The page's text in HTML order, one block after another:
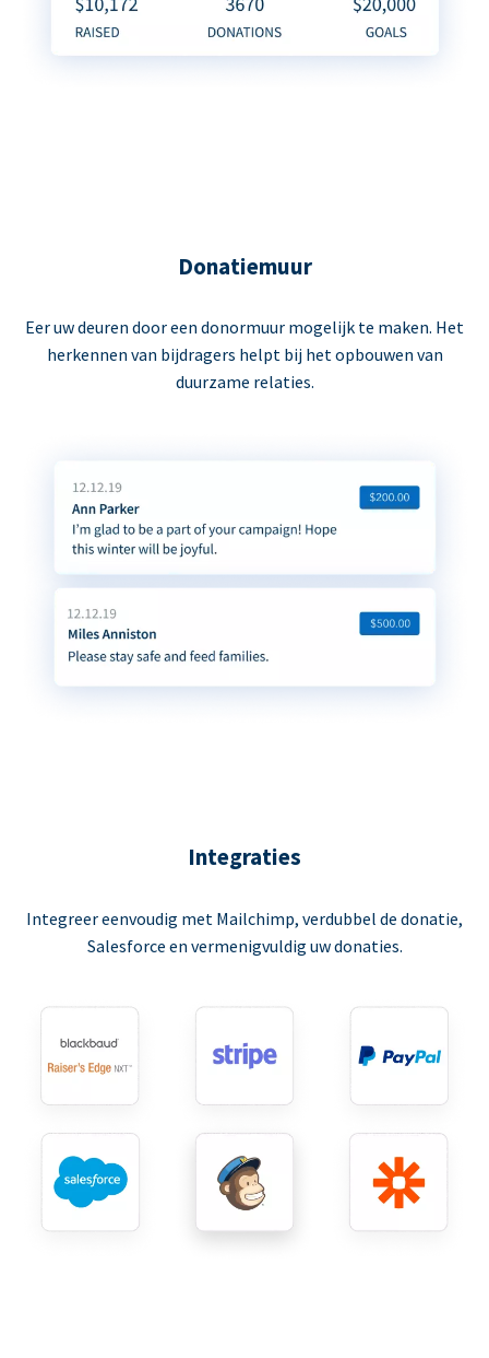
Donatiemuur
Eer uw deuren door een donormuur mogelijk te maken. Het
herkennen van bijdragers helpt bij het opbouwen van
duurzame relaties.
Integraties
Integreer eenvoudig met Mailchimp, verdubbel de donatie,
Salesforce en vermenigvuldig uw donaties.